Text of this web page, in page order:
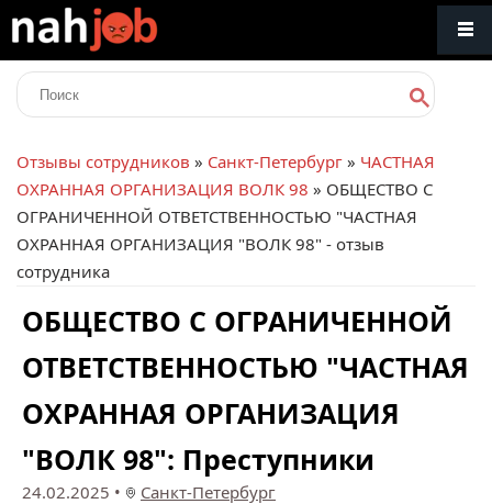
Отзывы сотрудников » Санкт-Петербург » ЧАСТНАЯ
ОХРАННАЯ ОРГАНИЗАЦИЯ ВОЛК 98 » ОБЩЕСТВО С
ОГРАНИЧЕННОЙ ОТВЕТСТВЕННОСТЬЮ "ЧАСТНАЯ
ОХРАННАЯ ОРГАНИЗАЦИЯ "ВОЛК 98" - отзыв
сотрудника
ОБЩЕСТВО С ОГРАНИЧЕННОЙ
ОТВЕТСТВЕННОСТЬЮ "ЧАСТНАЯ
ОХРАННАЯ ОРГАНИЗАЦИЯ
"ВОЛК 98": Преступники
24.02.2025 • Санкт-Петербург